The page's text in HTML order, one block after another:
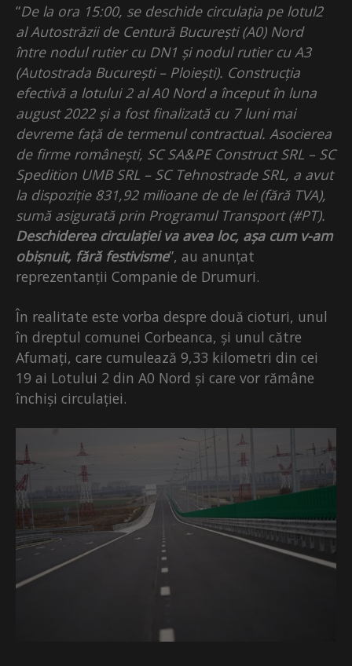
“De la ora 15:00, se deschide circulația pe lotul2
al Autostrăzii de Centură București (A0) Nord
între nodul rutier cu DN1 și nodul rutier cu A3
(Autostrada București – Ploiești). Construcția
efectivă a lotului 2 al A0 Nord a început în luna
august 2022 și a fost finalizată cu 7 luni mai
devreme față de termenul contractual. Asocierea
de firme românești, SC SA&PE Construct SRL – SC
Spedition UMB SRL – SC Tehnostrade SRL, a avut
la dispoziție 831,92 milioane de de lei (fără TVA),
sumă asigurată prin Programul Transport (#PT).
Deschiderea circulației va avea loc, așa cum v-am
obișnuit, fără festivisme”, au anunțat
reprezentanții Companie de Drumuri.
În realitate este vorba despre două cioturi, unul
în dreptul comunei Corbeanca, și unul către
Afumați, care cumulează 9,33 kilometri din cei
19 ai Lotului 2 din A0 Nord și care vor rămâne
închiși circulației.